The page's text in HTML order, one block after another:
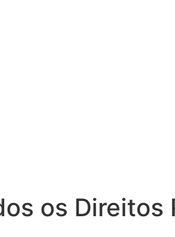
os Direitos